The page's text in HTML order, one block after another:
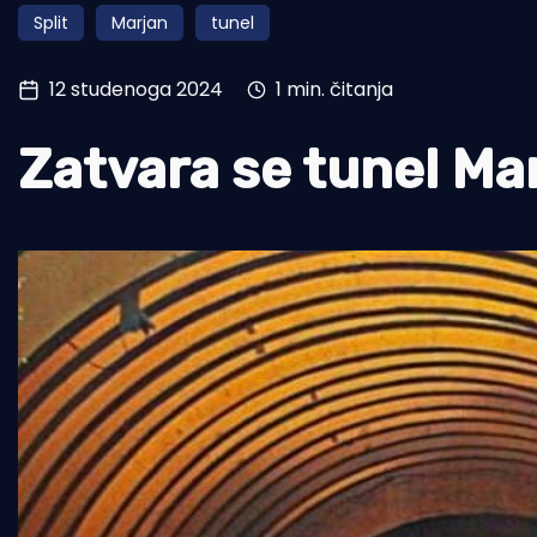
Pomorstvo
Ribolov
Tradicija i kultura
Split Marjan tunel
12 studenoga 2024 1 min. čitanja
Zatvara se tunel